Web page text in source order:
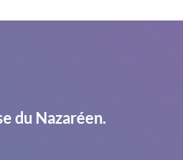
du Nazaréen.